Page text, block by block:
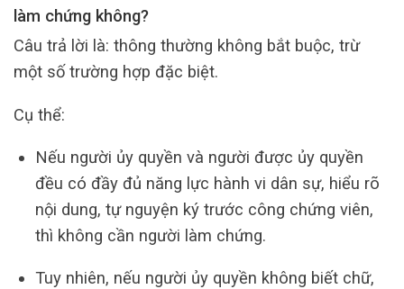
làm chứng không?
Câu trả lời là: thông thường không bắt buộc, trừ
một số trường hợp đặc biệt.
Cụ thể:
Nếu người ủy quyền và người được ủy quyền
đều có đầy đủ năng lực hành vi dân sự, hiểu rõ
nội dung, tự nguyện ký trước công chứng viên,
thì không cần người làm chứng.
Tuy nhiên, nếu người ủy quyền không biết chữ,